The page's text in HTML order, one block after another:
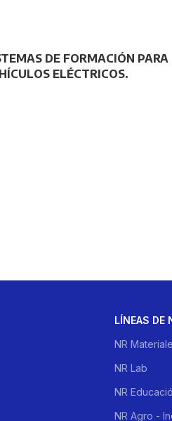
DE FORMACIÓN PARA
ELÉCTRICOS.
LÍNEAS DE
NR
NR Lab
NR
NR Agro -